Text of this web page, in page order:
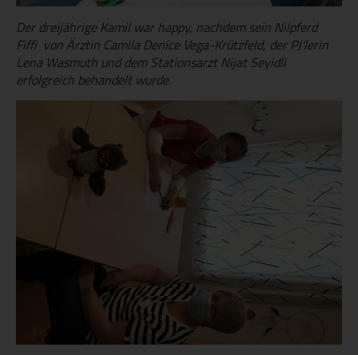
Der dreijährige Kamil war happy, nachdem sein Nilpferd
Fiffi von Ärztin Camila Denice Vega-Krützfeld, der PJ'lerin
Lena Wasmuth und dem Stationsarzt Nijat Seyidli
erfolgreich behandelt wurde.